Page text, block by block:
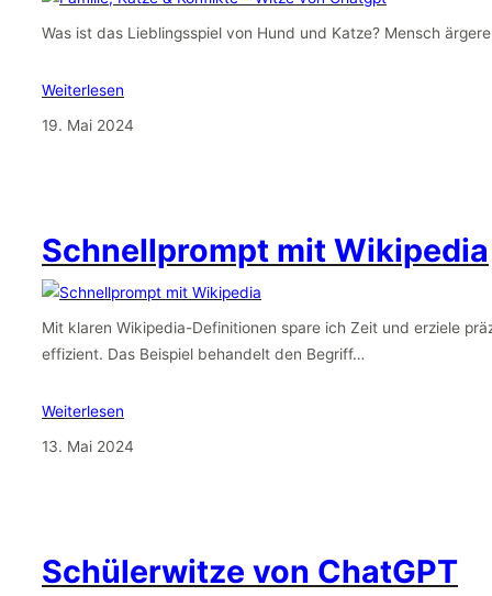
Was ist das Lieblingsspiel von Hund und Katze? Mensch
Weiterlesen
19. Mai 2024
Schnellprompt mit Wikipedia
Mit klaren Wikipedia-Definitionen spare ich Zeit und erziele
effizient. Das Beispiel behandelt den Begriff…
Weiterlesen
13. Mai 2024
Schülerwitze von ChatGPT